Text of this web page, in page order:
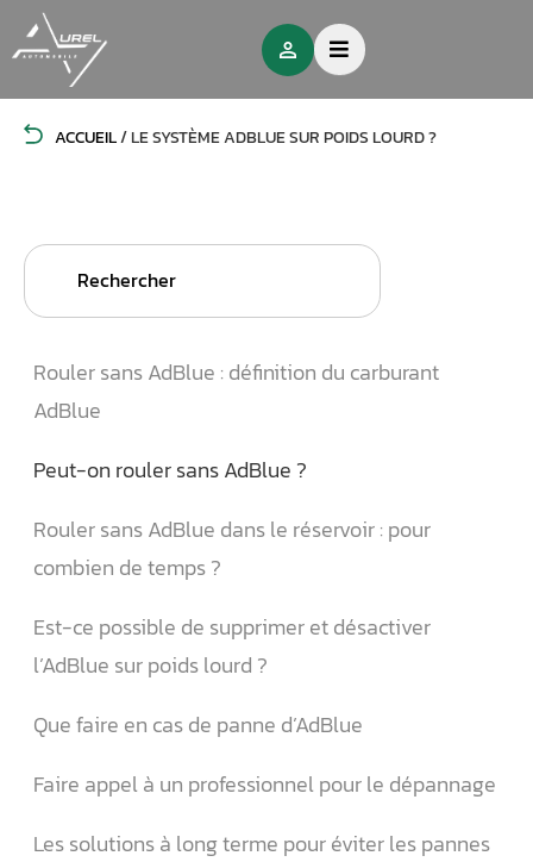
ACCUEIL/LE SYSTÈME ADBLUE SUR POIDS LOURD ?
Search
Rouler sans AdBlue : définition du carburant
AdBlue
Peut-on rouler sans AdBlue ?
Rouler sans AdBlue dans le réservoir : pour
combien de temps ?
Est-ce possible de supprimer et désactiver
l’AdBlue sur poids lourd ?
Que faire en cas de panne d’AdBlue
Faire appel à un professionnel pour le dépannage
Les solutions à long terme pour éviter les pannes